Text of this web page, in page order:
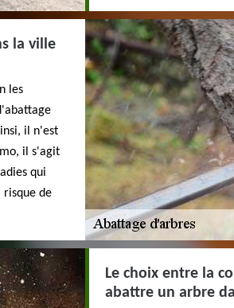
la ville
les
il n'est
il s'agit
qui
risque de
Le choix entre la
abattre un arbre